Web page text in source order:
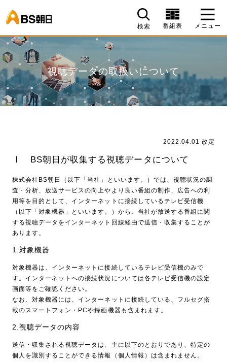
検索 番組表 メニュー
視聴データの取扱いについて
2022.04.01 改定
Ⅰ BS朝日が収集する視聴データについて
株式会社BS朝日（以下「当社」といいます。）では、視聴状況の調
査・分析、放送サービスの向上やより良い番組の制作、広告への利
用等を目的として、インターネットに接続しているテレビ受信機
（以下「対象機器」といいます。）から、当社が放送する番組に関
する視聴データをインターネット回線経由で送信・収集することが
あります。
1.対象機器
対象機器は、インターネットに接続しているテレビ受信機のみで
す。インターネットへの接続状況については各テレビ受信機の設定
画面等をご確認ください。
なお、対象機器には、インターネットに接続している、フルセグ搭
載のスマートフォン・PCや録画機器も含まれます。
2.視聴データの内容
送信・収集される視聴データは、主に以下のとおりであり、特定の
個人を識別することができる情報（個人情報）は含まれません。